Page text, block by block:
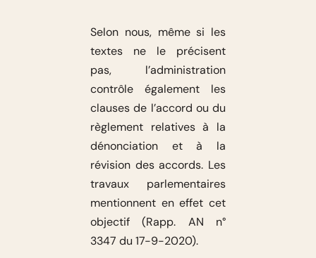
Selon nous, même si les
textes ne le précisent
pas, l’administration
contrôle également les
clauses de l’accord ou du
règlement relatives à la
dénonciation et à la
révision des accords. Les
travaux parlementaires
mentionnent en effet cet
objectif (Rapp. AN n°
3347 du 17-9-2020).